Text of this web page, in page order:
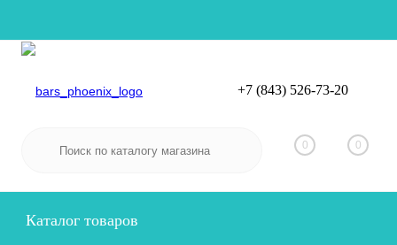
Вход
+7 (843) 526-73-20
0 0
Каталог товаров